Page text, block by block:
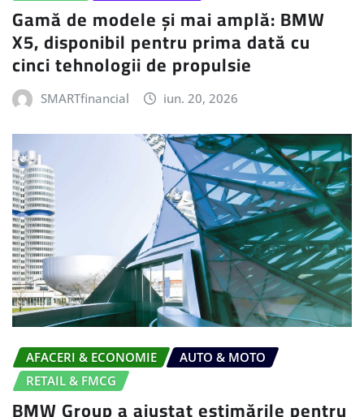
Gamă de modele și mai amplă: BMW
X5, disponibil pentru prima dată cu
cinci tehnologii de propulsie
SMARTfinancial iun. 20, 2026
AFACERI & ECONOMIE
AUTO & MOTO
RETAIL & FMCG